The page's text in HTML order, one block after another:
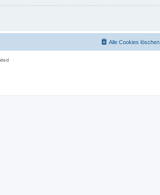
Alle Cookies löschen